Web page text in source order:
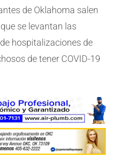
de Oklahoma salen
se levantan las
hospitalizaciones de
de tener COVID-19